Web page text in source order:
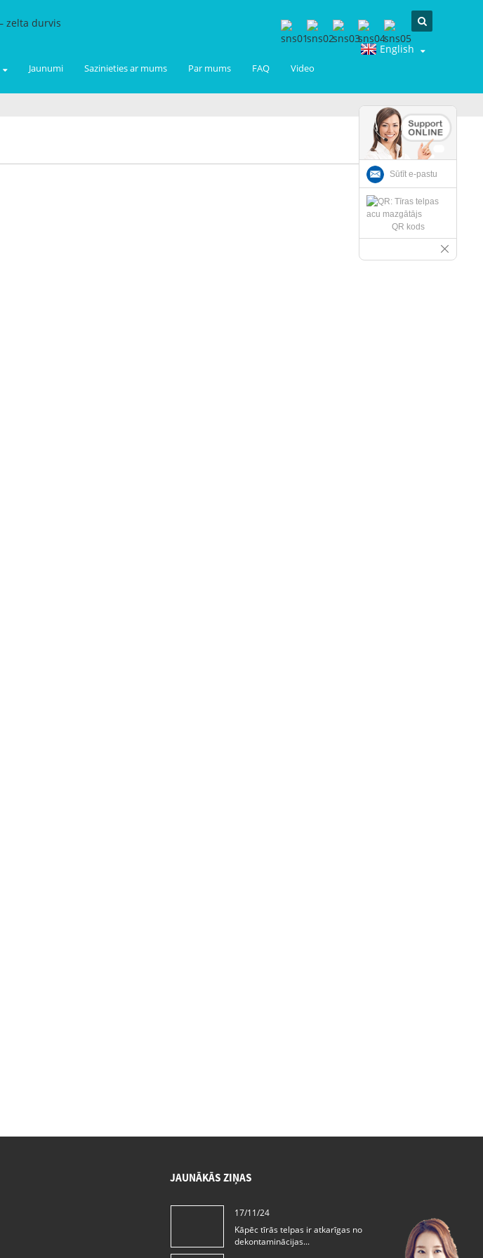
English
Jaunumi Sazinieties ar mums Par mums FAQ Video
JAUNĀKĀS ZIŅAS
17/11/24
Kāpēc tīrās telpas ir atkarīgas no
dekontaminācijas...
Sūtīt e-pastu
QR kods